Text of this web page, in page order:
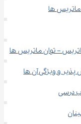
ها
– توان ماتریس ها
و ویژگی آن ها
درسی